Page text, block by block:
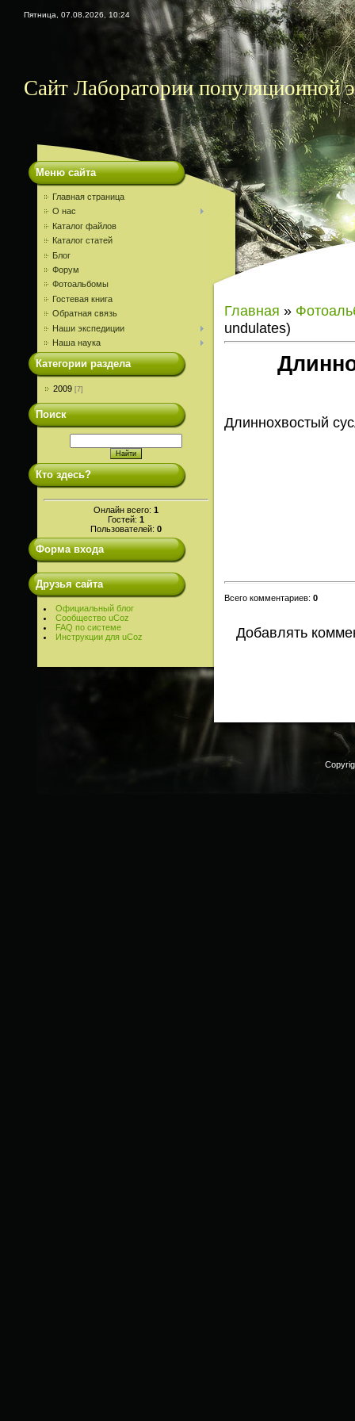
Пятница, 07.08.2026, 10:24
Сайт Лаборатории
Меню сайта
Главная страница
О нас
Каталог файлов
Каталог статей
Блог
Форум
Фотоальбомы
Гостевая книга
Обратная связь
Наши экспедиции
Наша наука
Категории раздела
2009 [7]
Поиск
Кто здесь?
Онлайн всего: 1
Гостей: 1
Пользователей: 0
Форма входа
Друзья сайта
Официальный блог
Сообщество uCoz
FAQ по системе
Инструкции для uCoz
Главная »
undulates)
Длиннохвостый
Всего комментариев: 0
Добавлять